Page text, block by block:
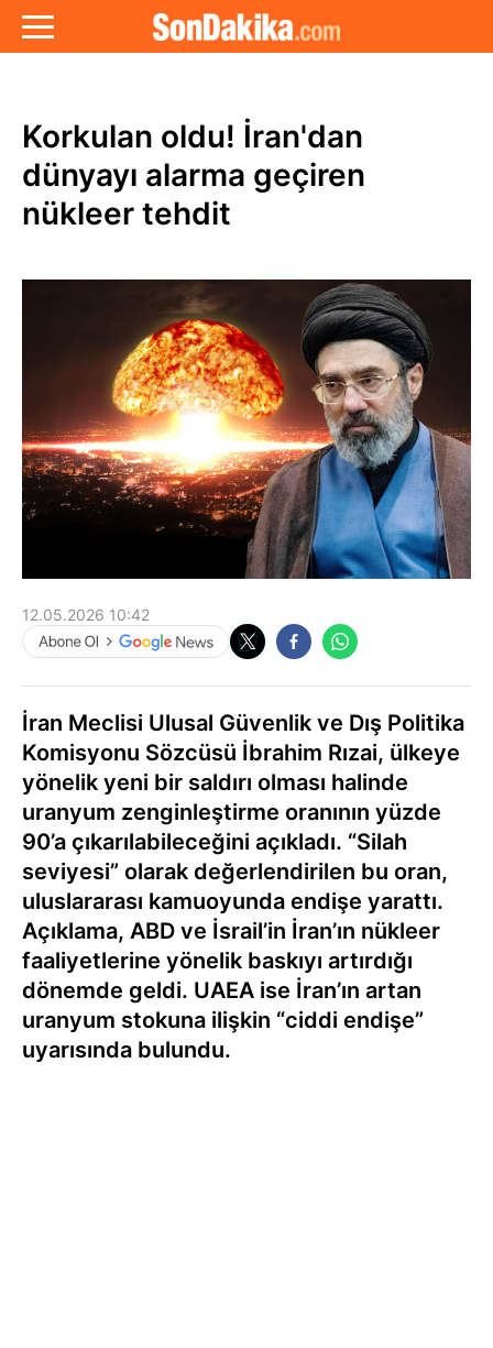
Korkulan oldu! İran'dan
dünyayı alarma geçiren
nükleer tehdit
12.05.2026 10:42
İran Meclisi Ulusal Güvenlik ve Dış Politika
Komisyonu Sözcüsü İbrahim Rızai, ülkeye
yönelik yeni bir saldırı olması halinde
uranyum zenginleştirme oranının yüzde
90’a çıkarılabileceğini açıkladı. “Silah
seviyesi” olarak değerlendirilen bu oran,
uluslararası kamuoyunda endişe yarattı.
Açıklama, ABD ve İsrail’in İran’ın nükleer
faaliyetlerine yönelik baskıyı artırdığı
dönemde geldi. UAEA ise İran’ın artan
uranyum stokuna ilişkin “ciddi endişe”
uyarısında bulundu.